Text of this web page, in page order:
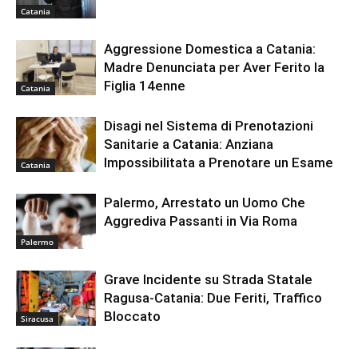
Catania
Catania
Aggressione Domestica a Catania:
Madre Denunciata per Aver Ferito la
Figlia 14enne
Catania
Disagi nel Sistema di Prenotazioni
Sanitarie a Catania: Anziana
Impossibilitata a Prenotare un Esame
Palermo
Palermo, Arrestato un Uomo Che
Aggrediva Passanti in Via Roma
Siracusa
Grave Incidente su Strada Statale
Ragusa-Catania: Due Feriti, Traffico
Bloccato